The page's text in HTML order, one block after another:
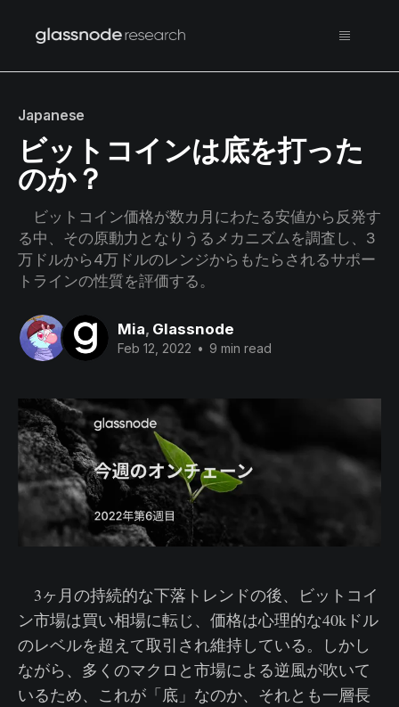
Japanese
ビットコインは底を打った
のか？
ビットコイン価格が数カ月にわたる安値から反発す
る中、その原動力となりうるメカニズムを調査し、3
万ドルから4万ドルのレンジからもたらされるサポー
トラインの性質を評価する。
Mia, Glassnode
Feb 12, 2022 • 9 min read
3ヶ月の持続的な下落トレンドの後、ビットコイ
ン市場は買い相場に転じ、価格は心理的な40kドル
のレベルを超えて取引され維持している。しかし
ながら、多くのマクロと市場による逆風が吹いて
いるため、これが「底」なのか、それとも一層長